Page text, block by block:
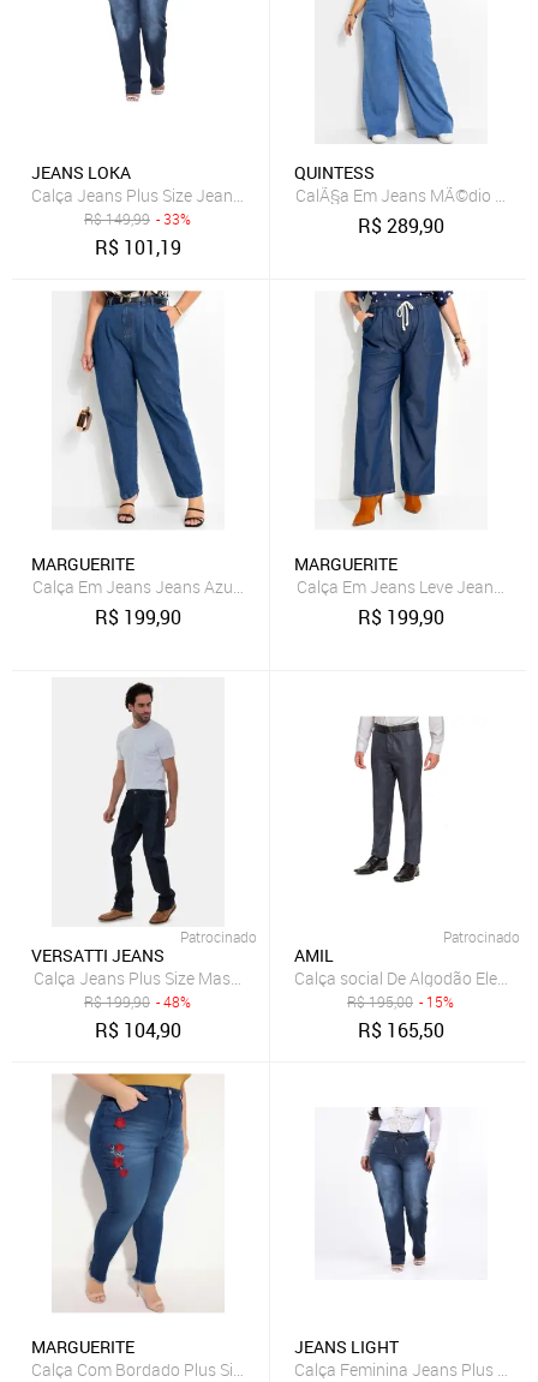
JEANS LOKA
Calça Jeans Plus Size Jeans Loka Feminina Com Elastico na Cintura
R$149,99 - 33%
R$ 101,19
QUINTESS
CalÃ§a Em Jeans MÃ©dio
R$289,90
MARGUERITE
Calça Em Jeans Jeans Azul Escuro Marguerite
R$ 199,90
MARGUERITE
Calça Em Jeans Leve Jeans
R$ 199,90
Patrocinado
VERSATTI JEANS
Calça Jeans Plus Size Masculina Unak Reta Azul Rússia
R$199,90 - 48%
R$ 104,90
Patrocinado
AMIL
Calça social De Algodão
R$195,00 - 15%
R$ 165,50
MARGUERITE
Calça Com Bordado Plus Size Jeans Marguerite
JEANS LIGHT
Calça Feminina Jeans Plus Size